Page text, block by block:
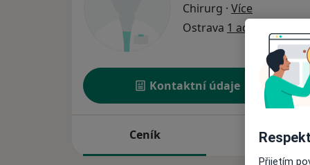
Chirurg · Více
Ostrava 1 adresa
Kontaktní údaje
Ceník Adresy
Přijetím